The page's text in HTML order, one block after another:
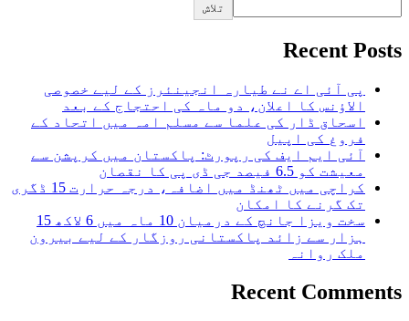
تلاش
Recent Posts
پی آئی اے نے طیارہ انجینئرز کے لیے خصوصی
الاؤنس کا اعلان، دو ماہ کی احتجاج کے بعد
اسحاق ڈار کی علما سے مسلم امہ میں اتحاد کے
فروغ کی اپیل
آئی ایم ایف کی رپورٹ: پاکستان میں کرپشن سے
معیشت کو 6.5 فیصد جی ڈی پی کا نقصان
کراچی میں ٹھنڈ میں اضافہ، درجہ حرارت 15 ڈگری
تک گرنے کا امکان
سخت ویزا جانچ کے درمیان 10 ماہ میں 6 لاکھ 15
ہزار سے زائد پاکستانی روزگار کے لیے بیرون
ملک روانہ
Recent Comments